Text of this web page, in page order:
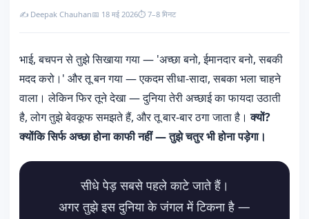
✍️ Deepak Chauhan📅 18 मई 2026⏱️ 7–8 मिनट
भाई, बचपन से तुझे सिखाया गया — 'अच्छा बनो, ईमानदार बनो, सबकी
मदद करो।' और तू बन गया — एकदम सीधा-सादा, सबका भला चाहने
वाला। लेकिन फिर तूने देखा — दुनिया तेरी अच्छाई का फायदा उठाती
है, लोग तुझे बेवकूफ समझते हैं, और तू बार-बार ठगा जाता है।क्यों?
क्योंकि सिर्फ अच्छा होना काफी नहीं — तुझे चतुर भी होना पड़ेगा।
सीधे पेड़ सबसे पहले काटे जाते हैं।
अगर तुझे इस दुनिया के जंगल में टिकना है —